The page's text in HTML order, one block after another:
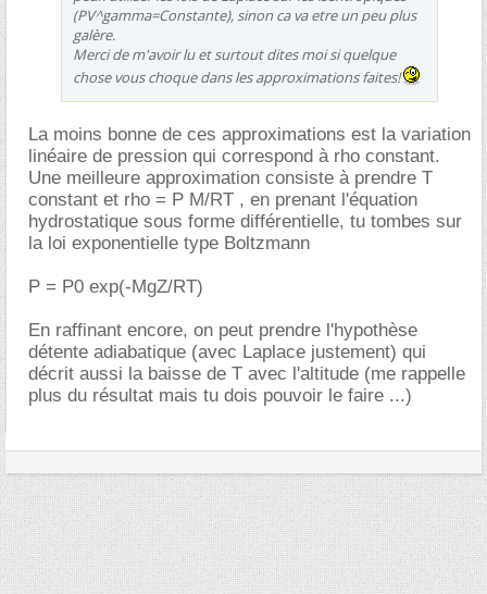
(PV^gamma=Constante), sinon ca va etre un peu plus
galère.
Merci de m'avoir lu et surtout dites moi si quelque
chose vous choque dans les approximations faites!
La moins bonne de ces approximations est la variation
linéaire de pression qui correspond à rho constant.
Une meilleure approximation consiste à prendre T
constant et rho = P M/RT , en prenant l'équation
hydrostatique sous forme différentielle, tu tombes sur
la loi exponentielle type Boltzmann
P = P0 exp(-MgZ/RT)
En raffinant encore, on peut prendre l'hypothèse
détente adiabatique (avec Laplace justement) qui
décrit aussi la baisse de T avec l'altitude (me rappelle
plus du résultat mais tu dois pouvoir le faire ...)